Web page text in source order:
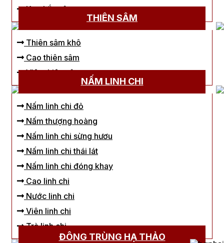
Kẹo hắc sâm
THIÊN SÂM
Thiên sâm khô
Cao thiên sâm
Viên thiên sâm
NẤM LINH CHI
Nấm linh chi đỏ
Nấm thượng hoàng
Nấm linh chi sừng hươu
Nấm linh chi thái lát
Nấm linh chi đóng khay
Cao linh chi
Nước linh chi
Viên linh chi
Trà linh chi
ĐÔNG TRÙNG HẠ THẢO